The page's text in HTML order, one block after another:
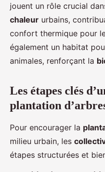
jouent un rôle crucial
chaleur urbains,
confort thermique pour
également un habitat
animales, renforçant la
Les étapes clés
plantation
Pour encourager la
milieu urbain, les
étapes structurées et